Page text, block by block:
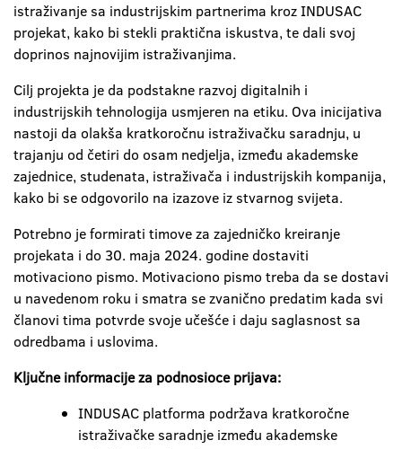
istraživanje sa industrijskim partnerima kroz INDUSAC
projekat, kako bi stekli praktična iskustva, te dali svoj
doprinos najnovijim istraživanjima.
Cilj projekta je da podstakne razvoj digitalnih i
industrijskih tehnologija usmjeren na etiku. Ova inicijativa
nastoji da olakša kratkoročnu istraživačku saradnju, u
trajanju od četiri do osam nedjelja, između akademske
zajednice, studenata, istraživača i industrijskih kompanija,
kako bi se odgovorilo na izazove iz stvarnog svijeta.
Potrebno je formirati timove za zajedničko kreiranje
projekata i do 30. maja 2024. godine dostaviti
motivaciono pismo. Motivaciono pismo treba da se dostavi
u navedenom roku i smatra se zvanično predatim kada svi
članovi tima potvrde svoje učešće i daju saglasnost sa
odredbama i uslovima.
Ključne informacije za podnosioce prijava:
INDUSAC platforma podržava kratkoročne
istraživačke saradnje između akademske